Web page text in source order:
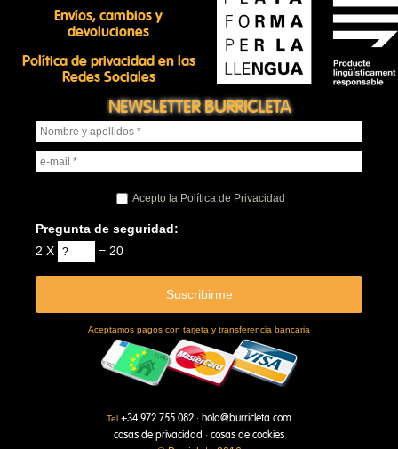
Envíos, cambios y
devoluciones
Política de privacidad en las
Redes Sociales
NEWSLETTER BURRICLETA
Acepto la Política de Privacidad
Pregunta de seguridad:
2 X
= 20
Aceptamos pagos con tarjeta y transferencia bancaria
Tel.+34 972 755 082 · hola@burricleta.com
cosas de privacidad · cosas de cookies